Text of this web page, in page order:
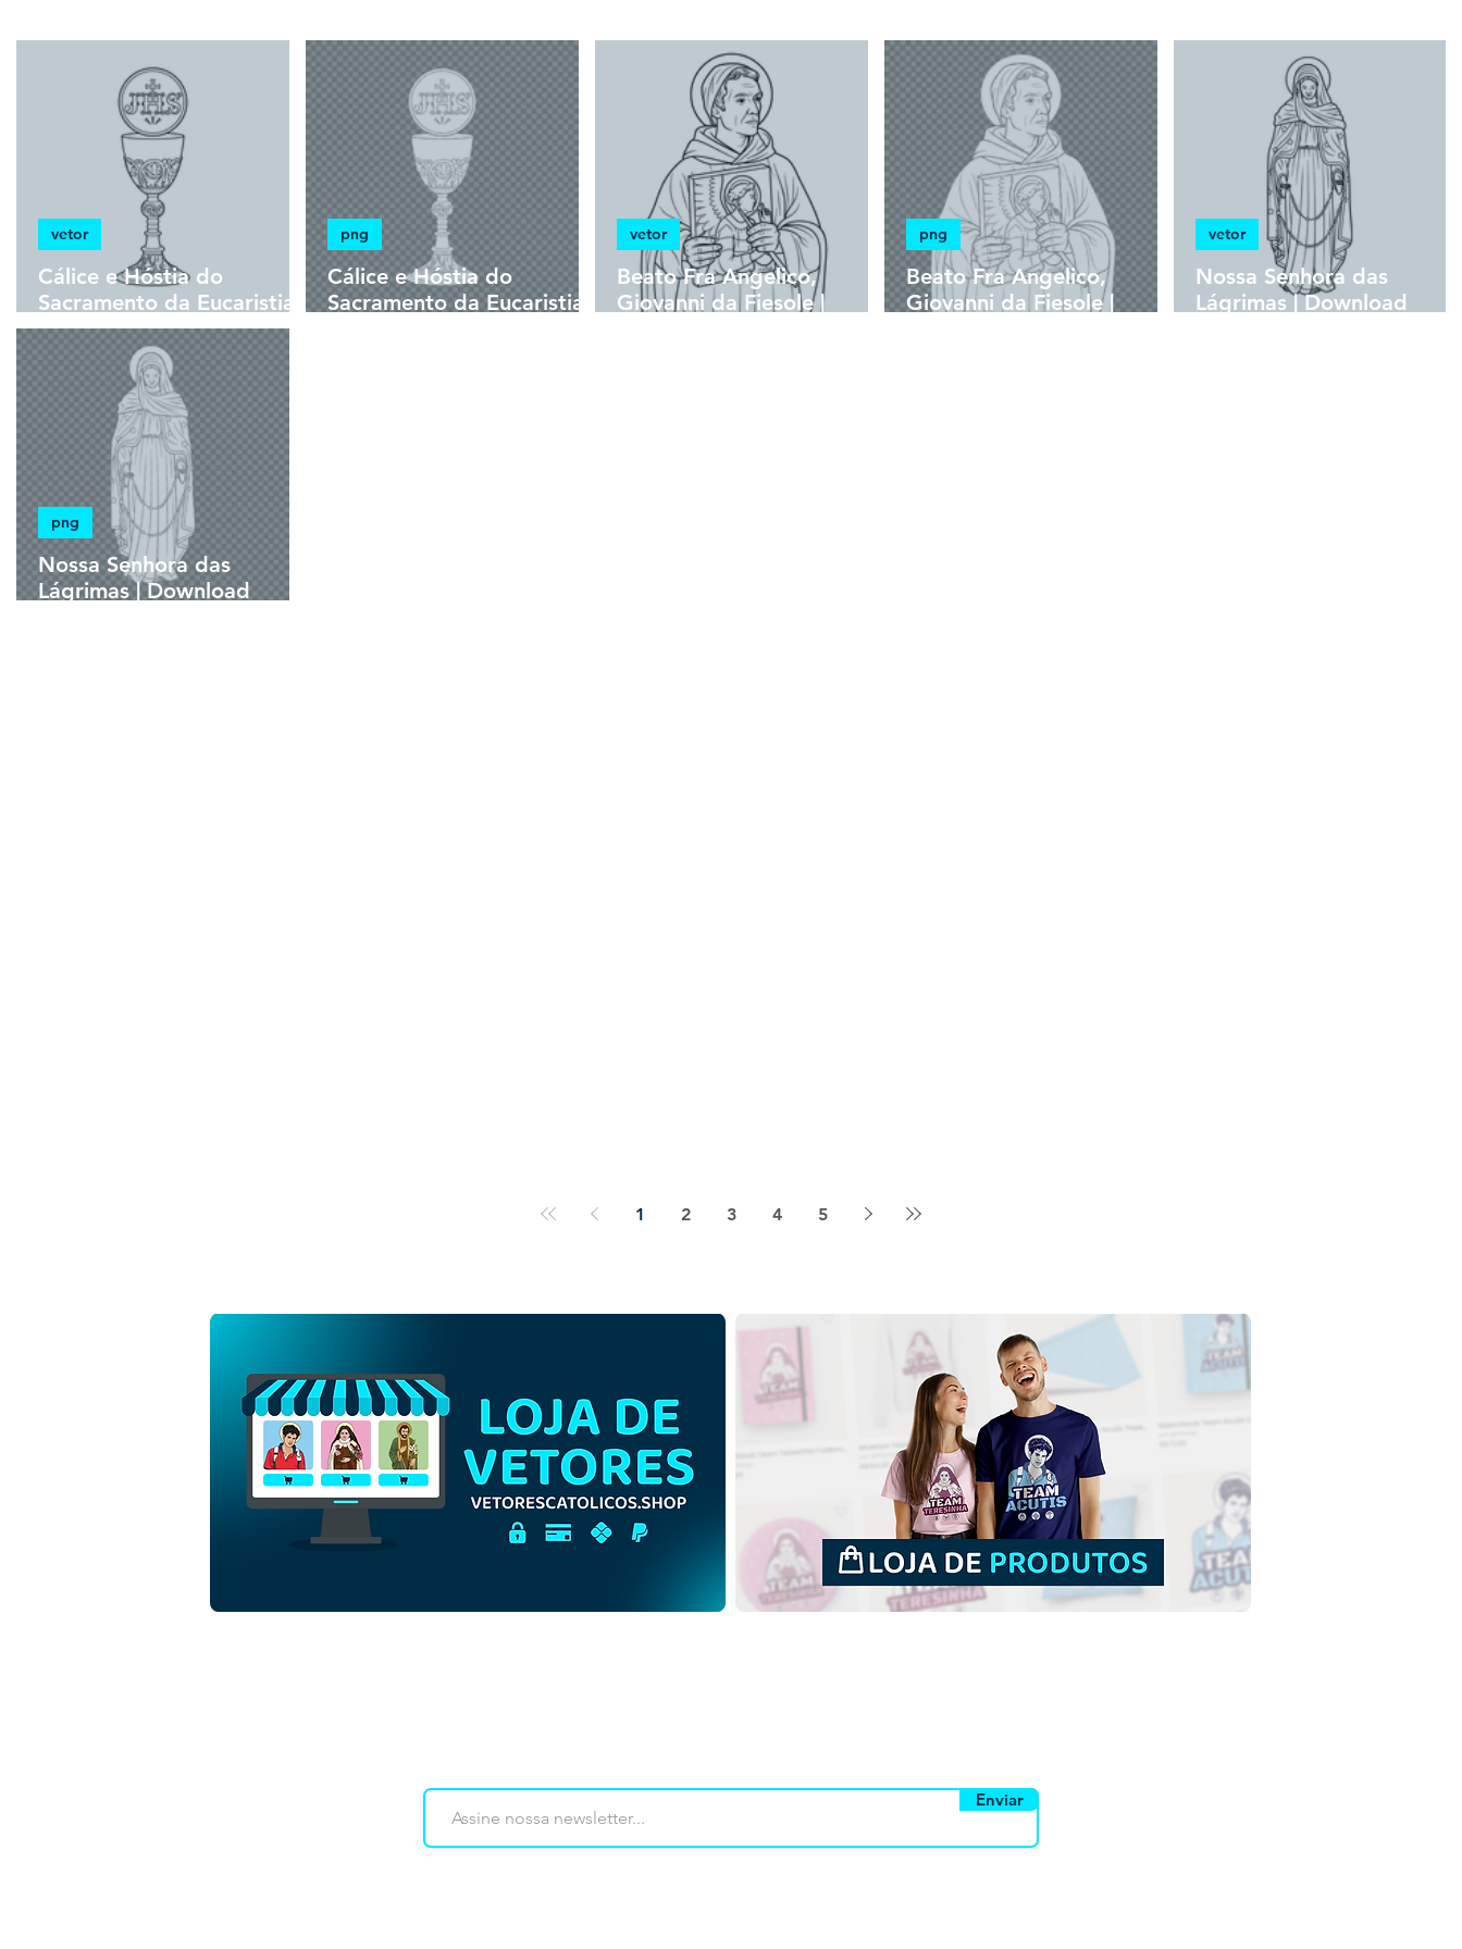
estampas minimalista heráldica
Cálice e Hóstia do
Sacramento da Eucaristia |
Download Grátis Vetor
Contorno Monocromática
vetor
Cálice e Hóstia do
Sacramento da Eucaristia |
png
Beato Fra Angelico,
Giovanni da Fiesole |
vetor
Beato Fra Angelico,
Giovanni da Fiesole |
png
Nossa Senhora das
Lágrimas | Download
vetor
Nossa Senhora das
Lágrimas | Download
png
1 2 3 4 5
Enviar